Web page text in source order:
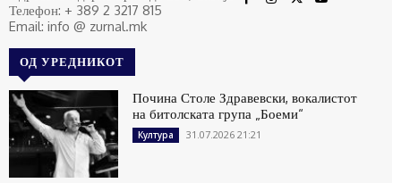
Телефон: + 389 2 3217 815
Email: info @ zurnal.mk
ОД УРЕДНИКОТ
Почина Столе Здравевски, вокалистот
на битолската група „Боеми“
Култура 31.07.2026 21:21